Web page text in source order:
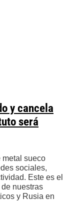
y cancela
será
metal sueco
sociales,
Este es el
nuestras
y Rusia en